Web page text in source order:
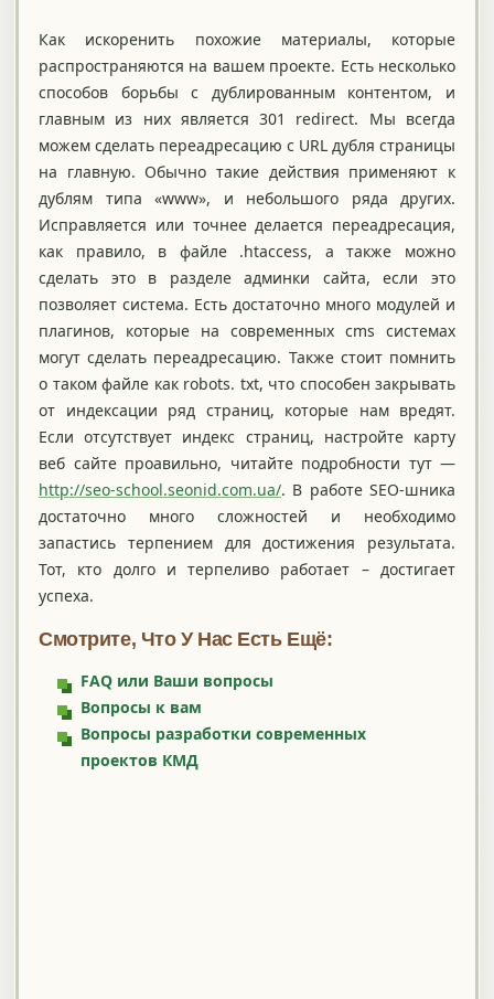
Как искоренить похожие материалы, которые
распространяются на вашем проекте. Есть несколько
способов борьбы с дублированным контентом, и
главным из них является 301 redirect. Мы всегда
можем сделать переадресацию с URL дубля страницы
на главную. Обычно такие действия применяют к
дублям типа «www», и небольшого ряда других.
Исправляется или точнее делается переадресация,
как правило, в файле .htaccess, а также можно
сделать это в разделе админки сайта, если это
позволяет система. Есть достаточно много модулей и
плагинов, которые на современных cms системах
могут сделать переадресацию. Также стоит помнить
о таком файле как robots. txt, что способен закрывать
от индексации ряд страниц, которые нам вредят.
Если отсутствует индекс страниц, настройте карту
веб сайте проавильно, читайте подробности тут —
http://seo-school.seonid.com.ua/. В работе SEO-шника
достаточно много сложностей и необходимо
запастись терпением для достижения результата.
Тот, кто долго и терпеливо работает – достигает
успеха.
Смотрите, Что У Нас Есть Ещё:
FAQ или Ваши вопросы
Вопросы к вам
Вопросы разработки современных
проектов КМД